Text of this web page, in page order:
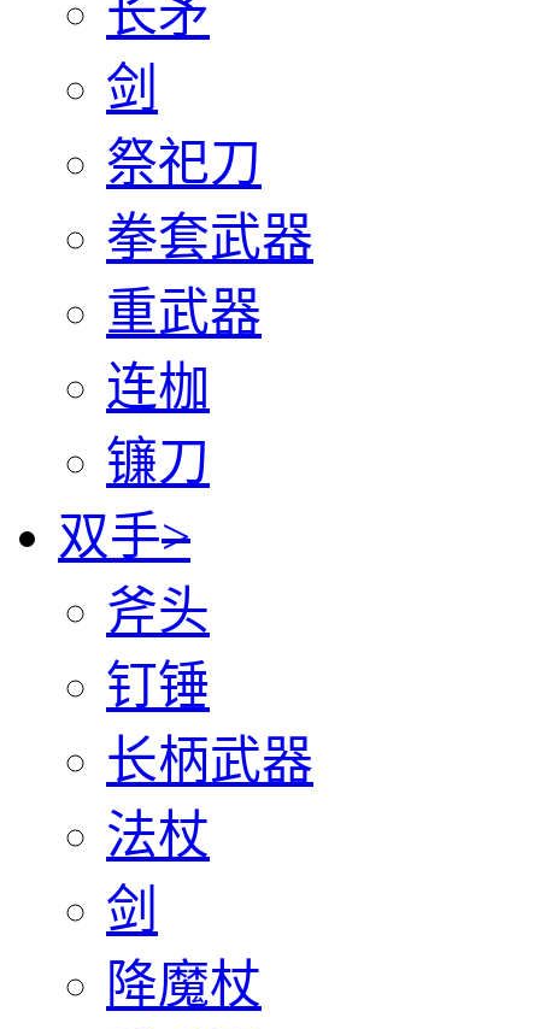
长矛
剑
祭祀刀
拳套武器
重武器
连枷
镰刀
双手>
斧头
钉锤
长柄武器
法杖
剑
降魔杖